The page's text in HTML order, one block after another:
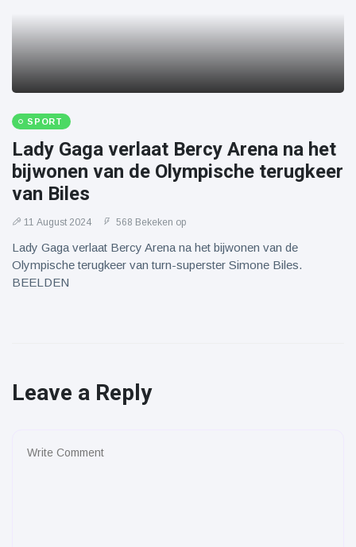
SPORT
Lady Gaga verlaat Bercy Arena na het
bijwonen van de Olympische terugkeer
van Biles
11 August 2024 568 Bekeken op
Lady Gaga verlaat Bercy Arena na het bijwonen van de
Olympische terugkeer van turn-superster Simone Biles.
BEELDEN
Leave a Reply